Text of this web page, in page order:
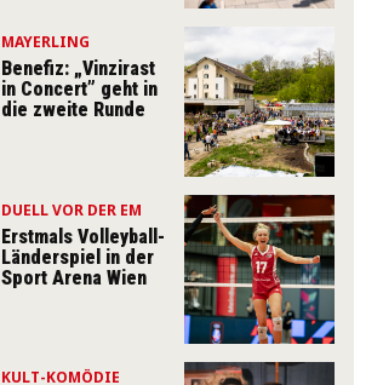
MAYERLING
Benefiz: „Vinzirast
in Concert” geht in
die zweite Runde
DUELL VOR DER EM
Erstmals Volleyball-
Länderspiel in der
Sport Arena Wien
KULT-KOMÖDIE